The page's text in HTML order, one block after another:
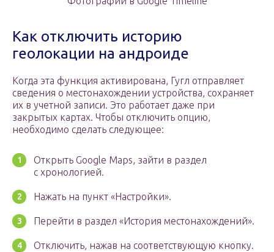
Как отключить историю
геолокации на андроиде
Когда эта функция активирована, Гугл отправляет
сведения о местонахождении устройства, сохраняет
их в учетной записи. Это работает даже при
закрытых картах. Чтобы отключить опцию,
необходимо сделать следующее:
Открыть Google Maps, зайти в раздел
с хронологией.
Нажать на пункт «Настройки».
Перейти в раздел «История местонахождений».
Отключить, нажав на соответствующую кнопку.